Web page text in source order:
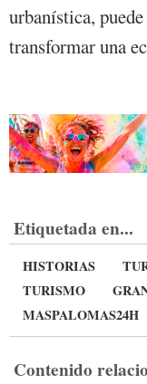
urbanística,
transformar una
Etiquetada en...
HISTORIAS
TURISMO
MASPALOMAS24H
Contenido